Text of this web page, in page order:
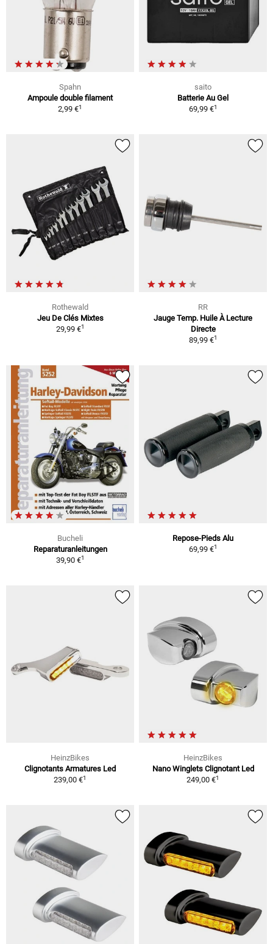
Spahn
Ampoule double filament
2,99 €1
saito
Batterie Au Gel
69,99 €1
Rothewald
Jeu De Clés Mixtes
29,99 €1
RR
Jauge Temp. Huile À Lecture
Directe
89,99 €1
Bucheli
Reparaturanleitungen
39,90 €1
Repose-Pieds Alu
69,99 €1
HeinzBikes
Clignotants Armatures Led
239,00 €1
HeinzBikes
Nano Winglets Clignotant Led
249,00 €1